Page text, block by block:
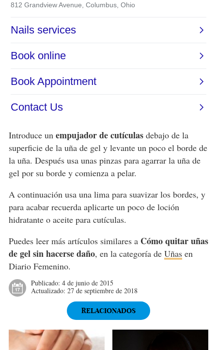
Introduce un empujador de cutículasdebajo de la
superficie de la uña de gel y levante un poco el borde de
la uña. Después usa unas pinzas para agarrar la uña de
gel por su borde y comienza a pelar.
A continuación usa una lima para suavizar los bordes, y
para acabar recuerda aplicarte un poco de loción
hidratante o aceite para cutículas.
Puedes leer más artículos similares a Cómo quitar uñas
de gel sin hacerse daño, en la categoría de Uñasen
Diario Femenino.
Publicado: 4 de junio de 2015
Actualizado: 27 de septiembre de 2018
RELACIONADOS